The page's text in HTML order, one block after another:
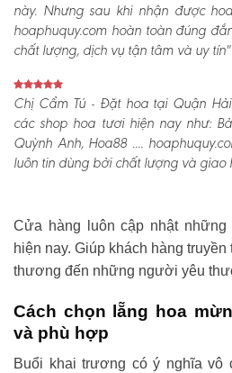
này. Nhưng sau khi nhận được
hoaphuquy.com hoàn toàn đúng
chất lượng, dịch vụ tận tâm và uy tín"
Chị Cẩm Tú - Đặt hoa tại Quận
các shop hoa tươi hiện nay như:
Quỳnh Anh, Hoa88 ....
luôn tin dùng bởi chất lượng và giao
Cửa hàng luôn cập nhật
hiện nay. Giúp khách hàng
thương đến những người yêu
Cách chọn lẵng hoa
và phù hợp
Buổi khai trương có ý nghĩa vô